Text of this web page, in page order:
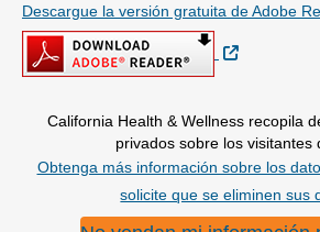
Descargue la versión gratuita de Adobe
External Link
California Health & Wellness recopila
privados sobre los visitantes
Obtenga más información sobre los
solicite que se eliminen sus